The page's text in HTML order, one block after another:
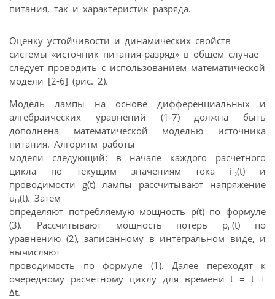
питания, так и характеристик разряда.
Оценку устойчивости и динамических свойств
системы «источник питания-разряд» в общем случае
следует проводить с использованием математической
модели [2-6] (рис. 2).
Модель лампы на основе дифференциальных и
алгебраических уравнений (1-7) должна быть
дополнена математической моделью источника
питания. Алгоритм работы
модели следующий: в начале каждого расчетного
цикла по текущим значениям тока iD(t) и
проводимости g(t) лампы рассчитывают напряжение
uD(t). Затем
определяют потребляемую мощность p(t) по формуле
(3). Рассчитывают мощность потерь рп(t) по
уравнению (2), записанному в интегральном виде, и
вычисляют
проводимость по формуле (1). Далее переходят к
очередному расчетному циклу для времени t = t +
Δt.